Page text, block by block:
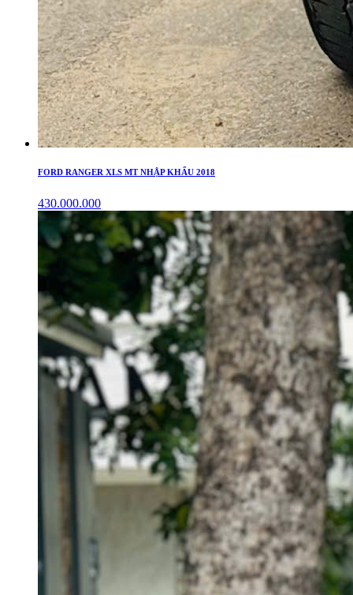
FORD RANGER XLS MT NHẬP KHẨU 2018
430.000.000